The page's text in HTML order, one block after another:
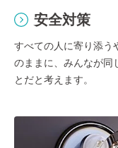
安全対策
すべての人に寄り添う
のままに、みんなが同
とだと考えます。